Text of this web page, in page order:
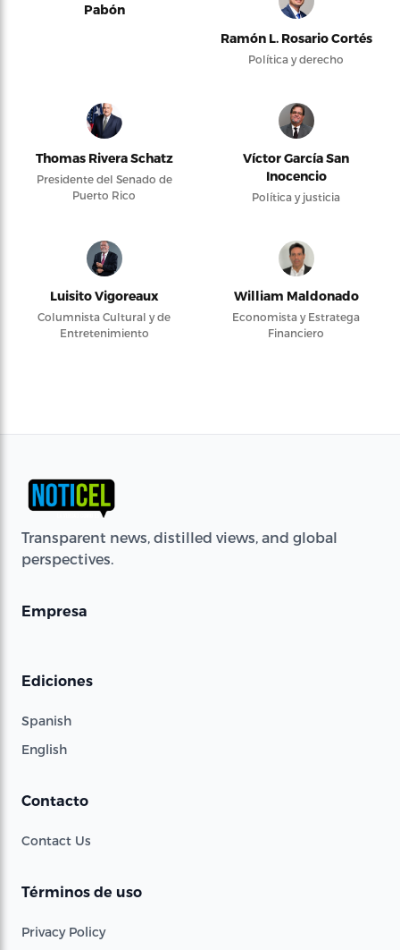
Pabón
Ramón L. Rosario Cortés
Política y derecho
Thomas Rivera Schatz
Presidente del Senado de
Puerto Rico
Víctor García San
Inocencio
Política y justicia
Luisito Vigoreaux
Columnista Cultural y de
Entretenimiento
William Maldonado
Economista y Estratega
Financiero
Transparent news, distilled views, and global
perspectives.
Empresa
Ediciones
Spanish
English
Contacto
Contact Us
Términos de uso
Privacy Policy